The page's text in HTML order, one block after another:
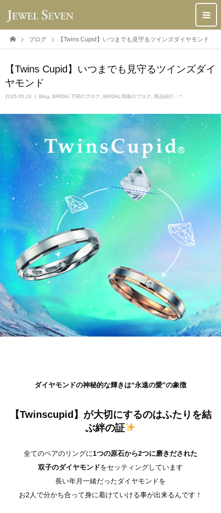
ブログ 【Twins Cupid】いつまでも見守るツインズダイヤモンド
【Twins Cupid】いつまでも見守るツインズダイ
ヤモンド
2025.05.24 Blog BRIDAL下関のブログ BRIDAL周南のブログ 商品紹介 .: *:･
ダイヤモンドの神秘的な輝きは“永遠の愛”の象徴
【Twinscupid】が大切にするのはふたりを結
ぶ絆の証
全てのペアのリングに1つの原石から2つに磨きだされた
双子のダイヤモンドをセッティングしています
長い年月一緒だったダイヤモンドを
お2人で分かち合って身に着けていける事が出来るんです！